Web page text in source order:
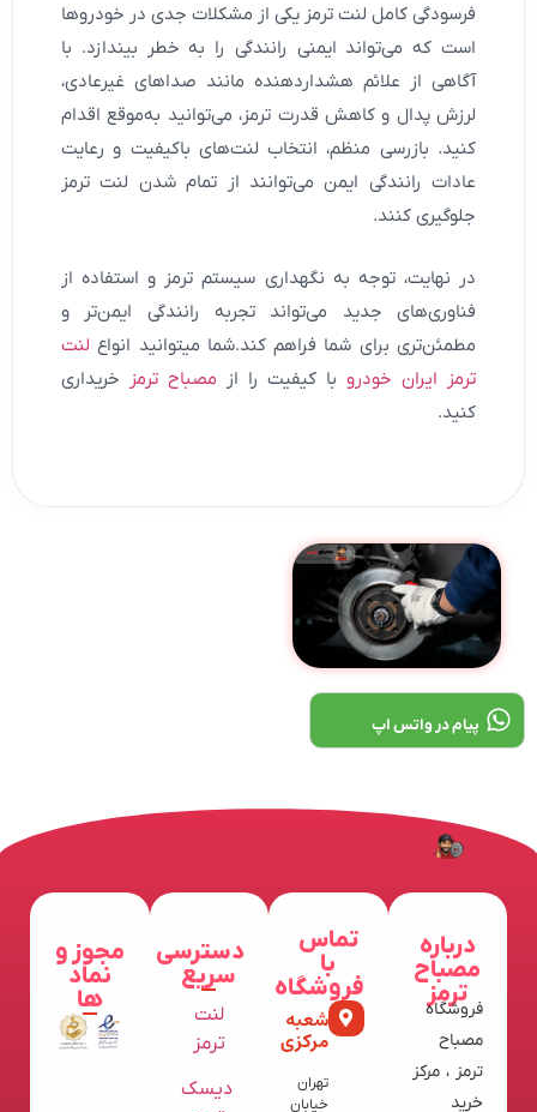
فرسودگی کامل لنت ترمز یکی از مشکلات جدی در خودروها
است که می‌تواند ایمنی رانندگی را به خطر بیندازد. با
آگاهی از علائم هشداردهنده مانند صداهای غیرعادی،
لرزش پدال و کاهش قدرت ترمز، می‌توانید به‌موقع اقدام
کنید. بازرسی منظم، انتخاب لنت‌های باکیفیت و رعایت
عادات رانندگی ایمن می‌توانند از تمام شدن لنت ترمز
جلوگیری کنند.
در نهایت، توجه به نگهداری سیستم ترمز و استفاده از
فناوری‌های جدید می‌تواند تجربه رانندگی ایمن‌تر و
مطمئن‌تری برای شما فراهم کند.شما میتوانید انواع لنت
ترمز ایران خودروبا کیفیت را از مصباح ترمز خریداری
کنید.
پیام در واتس اپ
درباره
مصباح
ترمز
فروشگاه
مصباح
ترمز ، مرکز
خرید
تماس
با
فروشگاه
شعبه
مرکزی
تهران
خیابان
دسترسی
سریع
لنت
ترمز
دیسک
مجوز و
نماد
ها